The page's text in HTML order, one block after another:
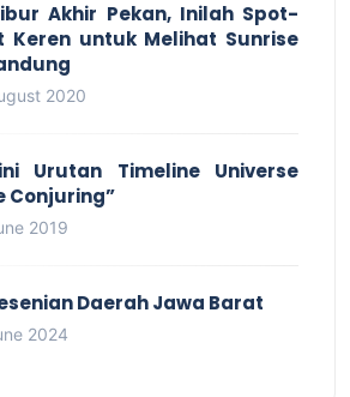
Akhir Pekan, Inilah Spot-
Keren untuk Melihat Sunrise
2020
Urutan Timeline Universe
Conjuring”
2019
Daerah Jawa Barat
2024